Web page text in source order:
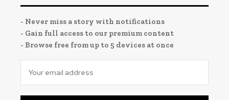
- Never miss a story with notifications
- Gain full access to our premium content
- Browse free from up to 5 devices at once